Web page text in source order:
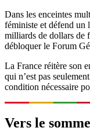
Dans les enceintes
féministe et défend un
milliards de dollars de
débloquer le Forum
La France réitère son
qui n’est pas
condition nécessaire
Vers le